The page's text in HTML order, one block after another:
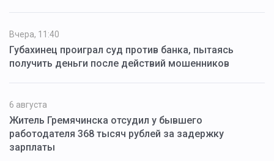
Вчера, 11:40
Губахинец проиграл суд против банка, пытаясь
получить деньги после действий мошенников
6 августа
Житель Гремячинска отсудил у бывшего
работодателя 368 тысяч рублей за задержку
зарплаты